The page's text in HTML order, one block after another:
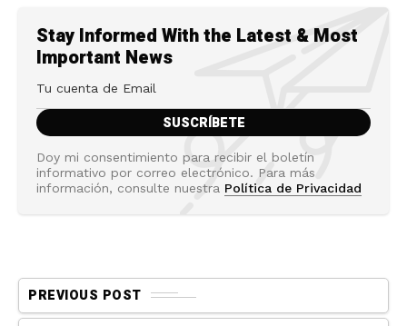
Stay Informed With the Latest & Most
Important News
Doy mi consentimiento para recibir el boletín
informativo por correo electrónico. Para más
información, consulte nuestra Política de Privacidad
PREVIOUS POST